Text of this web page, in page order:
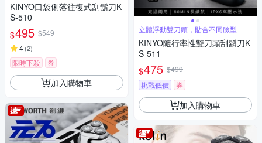
KINYO口袋俐落往復式刮鬍刀K
S-510
$495 $549
4(2)
限時下殺 券
加入購物車
立體浮動雙刀頭，貼合不同臉型
KINYO隨行率性雙刀頭刮鬍刀K
S-511
$475 $499
挑戰低價
券
加入購物車